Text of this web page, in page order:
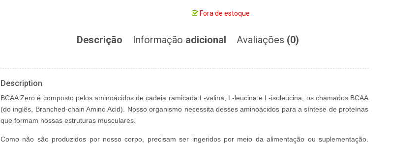
Fora de estoque
Descrição Informação adicional Avaliações (0)
Description
BCAA Zero é composto pelos aminoácidos de cadeia rami­cada L-valina, L-leucina e L-isoleucina, os chamados BCAA
(do inglês, Branched-chain Amino Acid). Nosso organismo necessita desses aminoácidos para a síntese de proteínas
que formam nossas estruturas musculares.
Como não são produzidos por nosso corpo, precisam ser ingeridos por meio da alimentação ou suplementação.